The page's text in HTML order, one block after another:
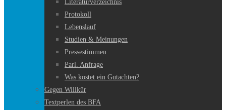
Literaturverzeichnis
Protokoll
Lebenslauf
Studien & Meinungen
Pressestimmen
Parl. Anfrage
Was kostet ein Gutachten?
Gegen Willkür
Textperlen des BFA